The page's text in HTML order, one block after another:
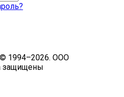
ООО
защищены